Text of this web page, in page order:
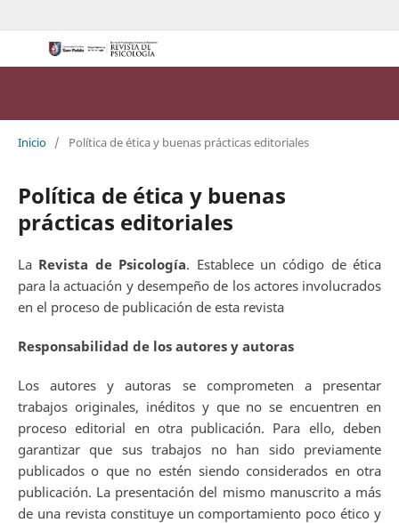
Inicio / Política de ética y buenas prácticas editoriales
Política de ética y buenas
prácticas editoriales
La Revista de Psicología. Establece un código de ética
para la actuación y desempeño de los actores involucrados
en el proceso de publicación de esta revista
Responsabilidad de los autores y autoras
Los autores y autoras se comprometen a presentar
trabajos originales, inéditos y que no se encuentren en
proceso editorial en otra publicación. Para ello, deben
garantizar que sus trabajos no han sido previamente
publicados o que no estén siendo considerados en otra
publicación. La presentación del mismo manuscrito a más
de una revista constituye un comportamiento poco ético y